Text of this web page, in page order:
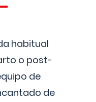
habitual
o post-
de
de